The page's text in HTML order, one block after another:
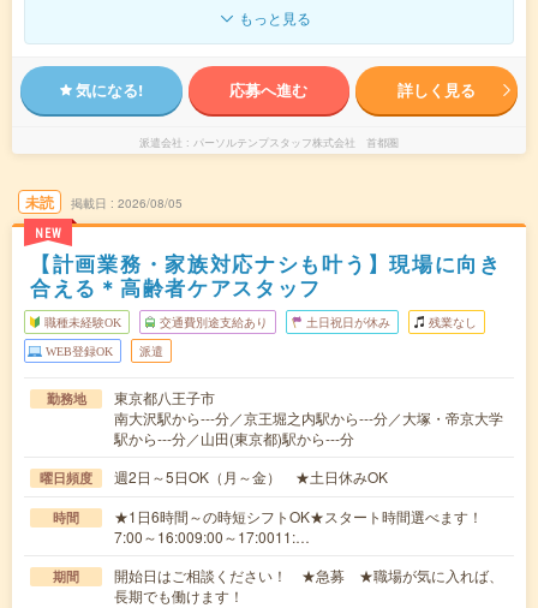
もっと見る
気になる! 応募へ進む 詳しく見る
派遣会社 パーソルテンプスタッフ株式会社 首都圏
未読
NEW
掲載日 2026/08/05
【計画業務・家族対応ナシも叶う】現場に向き
合える＊高齢者ケアスタッフ
職種未経験OK 交通費別途支給あり 土日祝日が休み 残業なし
WEB登録OK 派遣
勤務地
東京都八王子市
南大沢駅から---分／京王堀之内駅から---分／大塚・帝京大学
駅から---分／山田(東京都)駅から---分
曜日頻度 週2日～5日OK（月～金） ★土日休みOK
時間
★1日6時間～の時短シフトOK★スタート時間選べます！
7:00～16:009:00～17:0011:…
期間
開始日はご相談ください！ ★急募 ★職場が気に入れば、
長期でも働けます！